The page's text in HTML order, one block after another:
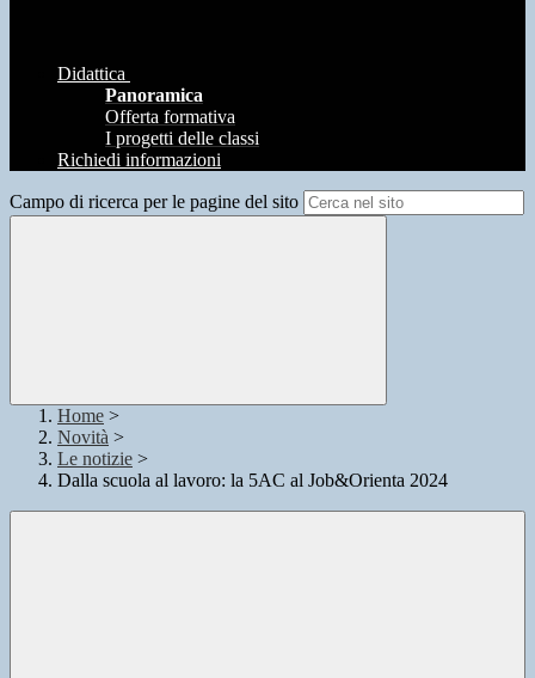
Didattica
Panoramica
Offerta formativa
I progetti delle classi
Richiedi informazioni
Campo di ricerca per le pagine del sito
Home >
Novità >
Le notizie >
Dalla scuola al lavoro: la 5AC al Job&Orienta 2024